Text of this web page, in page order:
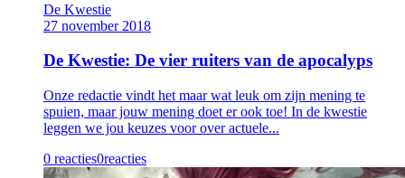
De Kwestie
27 november 2018
De Kwestie: De vier ruiters van de apocalyps
Onze redactie vindt het maar wat leuk om zijn mening te
spuien, maar jouw mening doet er ook toe! In de kwestie
leggen we jou keuzes voor over actuele...
0 reacties0reacties